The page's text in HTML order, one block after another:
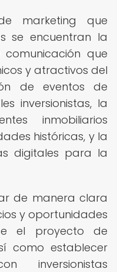
marketing que
se encuentran la
que
y atractivos del
de eventos de
inversionistas, la
inmobiliarios
históricas, y la
digitales para la
de manera clara
y oportunidades
el proyecto de
como establecer
inversionistas